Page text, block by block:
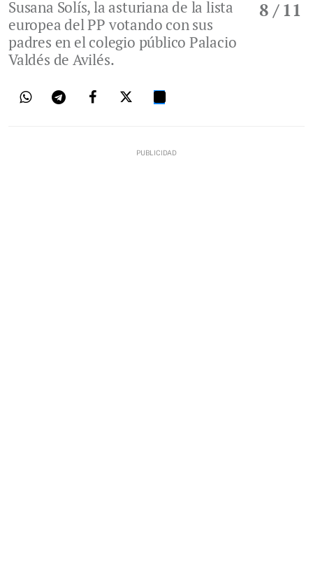
8 / 11
Susana Solís, la asturiana de la lista
europea del PP votando con sus
padres en el colegio público Palacio
Valdés de Avilés.